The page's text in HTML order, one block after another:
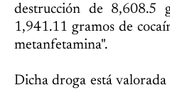
destrucción de 8,608.5
1,941.11 gramos de
metanfetamina".
Dicha droga está